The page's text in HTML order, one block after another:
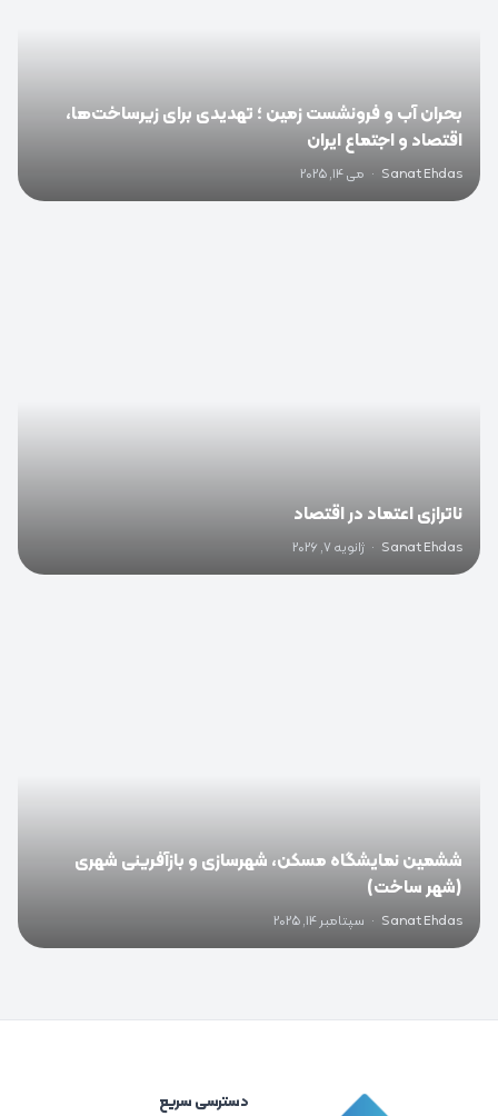
بحران آب و فرونشست زمین ؛ تهدیدی برای زیرساخت‌ها،
اقتصاد و اجتماع ایران
Sanat Ehdas
· می 14, 2025
ناترازی اعتماد در اقتصاد
Sanat Ehdas
· ژانویه 7, 2026
ششمین نمایشگاه مسکن، شهرسازی و بازآفرینی شهری
(شهر ساخت)
Sanat Ehdas
· سپتامبر 14, 2025
دسترسی سریع